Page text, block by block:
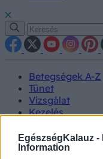
EgészségKalauz -
Information
Betegségek A-Z
Tünet
Vizsgálat
Kezelés
Kutatás
Prevenció